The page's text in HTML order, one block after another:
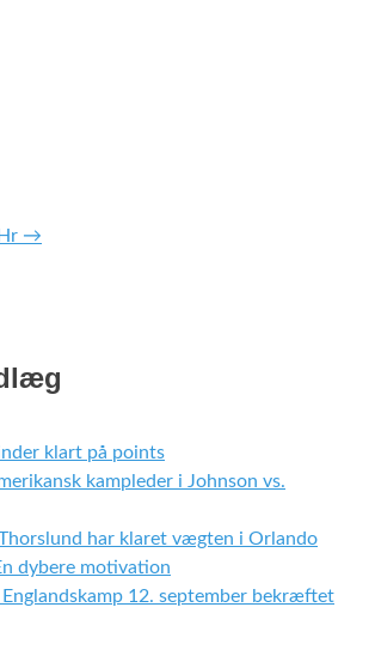
→
klart på points
kampleder i Johnson vs.
har klaret vægten i Orlando
dybere motivation
12. september bekræftet